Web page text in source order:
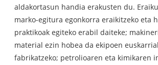
aldakortasun handia erakusten du.
marko-egitura egonkorra eraikitzeko eta
praktikoak egiteko erabil daiteke;
material ezin hobea da ekipoen
fabrikatzeko; petrolioaren eta kimikaren